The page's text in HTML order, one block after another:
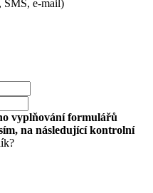
SMS, e-mail)
vyplňování formulářů
na následující kontrolní